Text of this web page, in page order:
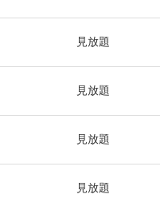
見放題
見放題
見放題
見放題